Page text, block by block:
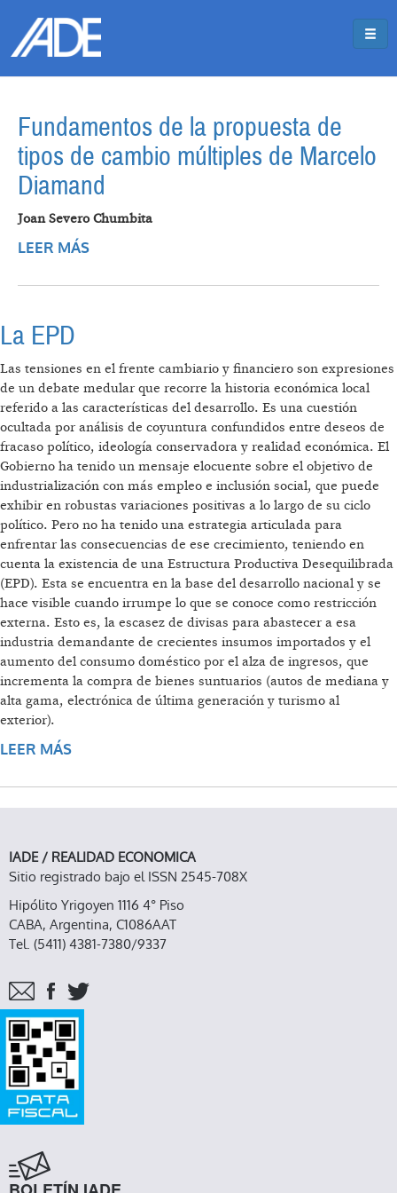
Fundamentos de la propuesta de
tipos de cambio múltiples de Marcelo
Diamand
Joan Severo Chumbita
LEER MÁS
MARCELO DIAMAND
La EPD
Las tensiones en el frente cambiario y financiero son expresiones
de un debate medular que recorre la historia económica local
referido a las características del desarrollo. Es una cuestión
ocultada por análisis de coyuntura confundidos entre deseos de
fracaso político, ideología conservadora y realidad económica. El
Gobierno ha tenido un mensaje elocuente sobre el objetivo de
industrialización con más empleo e inclusión social, que puede
exhibir en robustas variaciones positivas a lo largo de su ciclo
político. Pero no ha tenido una estrategia articulada para
enfrentar las consecuencias de ese crecimiento, teniendo en
cuenta la existencia de una Estructura Productiva Desequilibrada
(EPD). Esta se encuentra en la base del desarrollo nacional y se
hace visible cuando irrumpe lo que se conoce como restricción
externa. Esto es, la escasez de divisas para abastecer a esa
industria demandante de crecientes insumos importados y el
aumento del consumo doméstico por el alza de ingresos, que
incrementa la compra de bienes suntuarios (autos de mediana y
alta gama, electrónica de última generación y turismo al
exterior).
LEER MÁS
IADE / REALIDAD ECONOMICA
Sitio registrado bajo el ISSN 2545-708X
Hipólito Yrigoyen 1116 4° Piso
CABA, Argentina, C1086AAT
Tel. (5411) 4381-7380/9337